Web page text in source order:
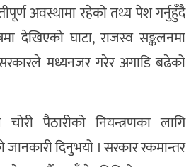
अवस्थामा रहेको तथ्य पेश गर्नुहुँदै
देखिएको घाटा, राजस्व सङ्कलनमा
मध्यनजर गरेर अगाडि बढेको
चोरी पैठारीको नियन्त्रणका लागि
जानकारी दिनुभयो । सरकार रकमान्तर